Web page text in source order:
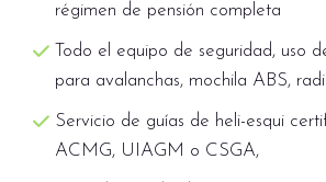
régimen de pensión completa
Todo el equipo de seguridad, uso
para avalanchas, mochila ABS,
Servicio de guías de heli-esqui
ACMG, UIAGM o CSGA,